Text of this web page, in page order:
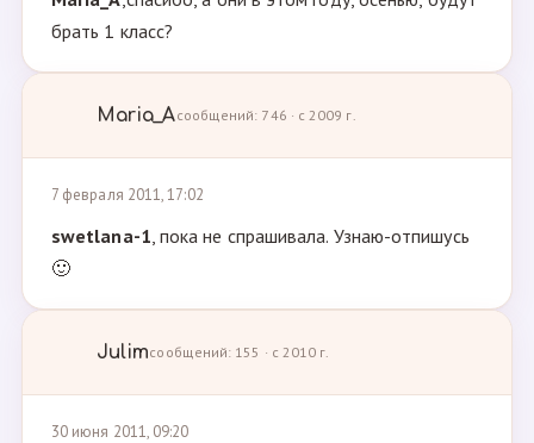
брать 1 класс?
Maria_Aсообщений: 746 · с 2009 г.
7 февраля 2011, 17:02
swetlana-1, пока не спрашивала. Узнаю-отпишусь
🙂
Julimсообщений: 155 · с 2010 г.
30 июня 2011, 09:20